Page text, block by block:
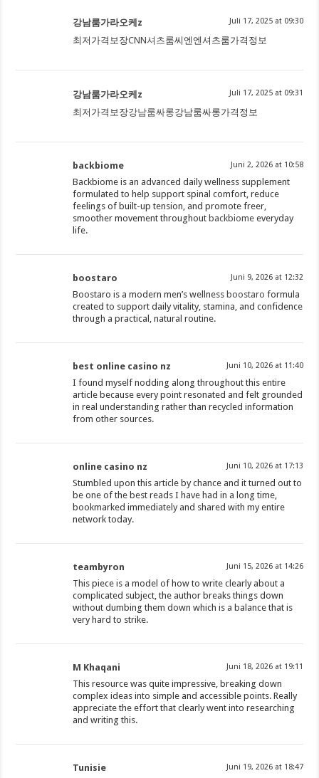
강남룸가라오케z Juli 17, 2025 at 09:30
최저가격보장CNN셔츠룸씨엔엔셔츠룸가격정보
강남룸가라오케z Juli 17, 2025 at 09:31
최저가격보장강남룸싸롱강남룸싸롱가격정보
backbiome Juni 2, 2026 at 10:58
Backbiome is an advanced daily wellness supplement
formulated to help support spinal comfort, reduce
feelings of built-up tension, and promote freer,
smoother movement throughout backbiome everyday
life.
boostaro Juni 9, 2026 at 12:32
Boostaro is a modern men’s wellness boostaro formula
created to support daily vitality, stamina, and confidence
through a practical, natural routine.
best online casino nz Juni 10, 2026 at 11:40
I found myself nodding along throughout this entire
article because every point resonated and felt grounded
in real understanding rather than recycled information
from other sources.
online casino nz Juni 10, 2026 at 17:13
Stumbled upon this article by chance and it turned out to
be one of the best reads I have had in a long time,
bookmarked immediately and shared with my entire
network today.
teambyron Juni 15, 2026 at 14:26
This piece is a model of how to write clearly about a
complicated subject, the author breaks things down
without dumbing them down which is a balance that is
very hard to strike.
M Khaqani Juni 18, 2026 at 19:11
This resource was quite impressive, breaking down
complex ideas into simple and accessible points. Really
appreciate the effort that clearly went into researching
and writing this.
Tunisie Juni 19, 2026 at 18:47